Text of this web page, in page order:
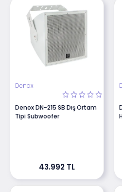
Denox
Denox DN-215 SB Dış Ortam
Tipi Subwoofer
43.992 TL